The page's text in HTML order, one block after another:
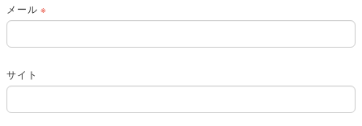
メール※
サイト